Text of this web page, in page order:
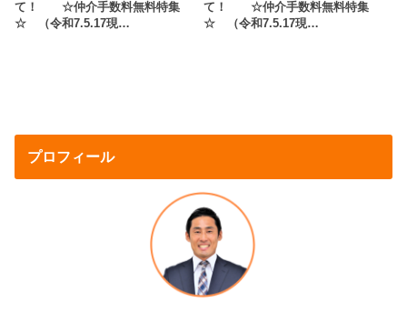
て！ ☆仲介手数料無料特集
☆ （令和7.5.17現…
て！ ☆仲介手数料無料特集
☆ （令和7.5.17現…
プロフィール